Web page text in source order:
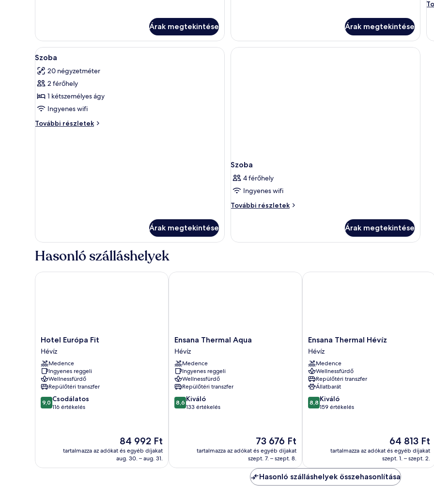
Árak megtekintése Árak megtekintése
A
következő
szoba
összes
képének
megtekintése:
Szoba
Hipoallergén ágynemű, minibár, széf a szobában és íróasztal
2
Szoba
20 négyzetméter
2 férőhely
1 kétszemélyes ágy
Ingyenes wifi
További részletek
Szoba
Árak megtekintése
Szoba
4 férőhely
Ingyenes wifi
További részletek
Szoba
Árak megtekintése
Hasonló szálláshelyek
Hotel
Európa
Fit
Hévíz
Hotel Európa Fit
Hévíz
Medence
Ingyenes reggeli
Wellnessfürdő
Repülőtéri transzfer
9.0
ennyiből:
9,0 Csodálatos
116 értékelés
Az
ár
84 992 Ft
84 992 Ft
tartalmazza az adókat és egyéb díjakat
aug. 30. – aug. 31.
Hotel Európa Fit
Ensana
Thermal
Aqua
Hévíz
Ensana Thermal Aqua
Hévíz
Medence
Ingyenes reggeli
Wellnessfürdő
Repülőtéri transzfer
8.6
ennyiből:
8,6 Kiváló
133 értékelés
Az
ár
73 676 Ft
73 676 Ft
tartalmazza az adókat és egyéb díjakat
szept. 7. – szept. 8.
Ensana Thermal Aqua
Ensana
Thermal
Hévíz
Hévíz
Ensana Thermal Hévíz
Hévíz
Medence
Wellnessfürdő
Repülőtéri transzfer
Állatbarát
8.8
ennyiből:
8,8 Kiváló
159 értékelés
Az
ár
64 813 Ft
64 813 Ft
tartalmazza az adókat és egyéb díjakat
szept. 1. – szept. 2.
Ensana Thermal Hévíz
Hasonló szálláshelyek összehasonlítása